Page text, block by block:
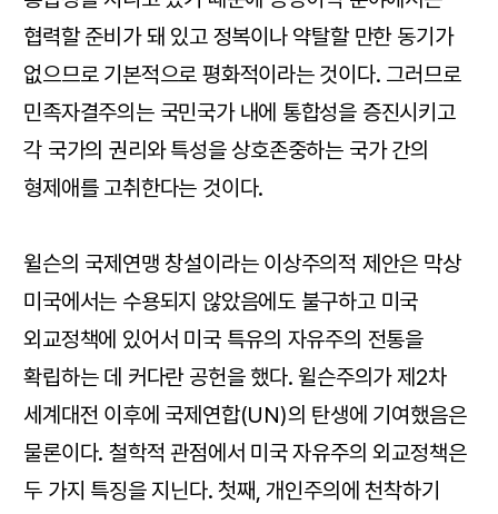
협력할 준비가 돼 있고 정복이나 약탈할 만한 동기가
없으므로 기본적으로 평화적이라는 것이다. 그러므로
민족자결주의는 국민국가 내에 통합성을 증진시키고
각 국가의 권리와 특성을 상호존중하는 국가 간의
형제애를 고취한다는 것이다.
윌슨의 국제연맹 창설이라는 이상주의적 제안은 막상
미국에서는 수용되지 않았음에도 불구하고 미국
외교정책에 있어서 미국 특유의 자유주의 전통을
확립하는 데 커다란 공헌을 했다. 윌슨주의가 제2차
세계대전 이후에 국제연합(UN)의 탄생에 기여했음은
물론이다. 철학적 관점에서 미국 자유주의 외교정책은
두 가지 특징을 지닌다. 첫째, 개인주의에 천착하기